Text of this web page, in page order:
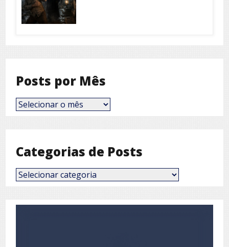
Posts por Mês
Posts
por
Categorias de Posts
Categorias
de